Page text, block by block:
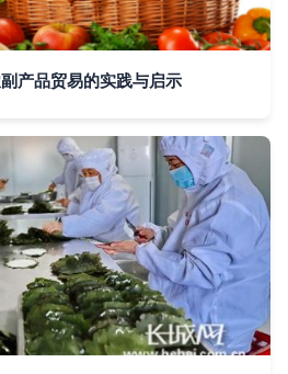
产品贸易的实践与启示